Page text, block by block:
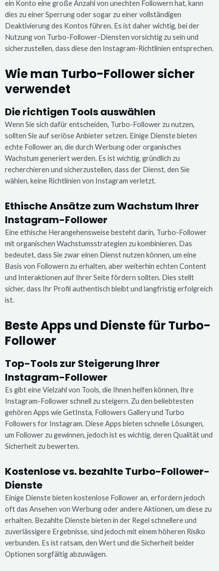
ein Konto eine große Anzahl von unechten Followern hat, kann
dies zu einer Sperrung oder sogar zu einer vollständigen
Deaktivierung des Kontos führen. Es ist daher wichtig, bei der
Nutzung von Turbo-Follower-Diensten vorsichtig zu sein und
sicherzustellen, dass diese den Instagram-Richtlinien entsprechen.
Wie man Turbo-Follower sicher
verwendet
Die richtigen Tools auswählen
Wenn Sie sich dafür entscheiden, Turbo-Follower zu nutzen,
sollten Sie auf seriöse Anbieter setzen. Einige Dienste bieten
echte Follower an, die durch Werbung oder organisches
Wachstum generiert werden. Es ist wichtig, gründlich zu
recherchieren und sicherzustellen, dass der Dienst, den Sie
wählen, keine Richtlinien von Instagram verletzt.
Ethische Ansätze zum Wachstum Ihrer
Instagram-Follower
Eine ethische Herangehensweise besteht darin, Turbo-Follower
mit organischen Wachstumsstrategien zu kombinieren. Das
bedeutet, dass Sie zwar einen Dienst nutzen können, um eine
Basis von Followern zu erhalten, aber weiterhin echten Content
und Interaktionen auf Ihrer Seite fördern sollten. Dies stellt
sicher, dass Ihr Profil authentisch bleibt und langfristig erfolgreich
ist.
Beste Apps und Dienste für Turbo-
Follower
Top-Tools zur Steigerung Ihrer
Instagram-Follower
Es gibt eine Vielzahl von Tools, die Ihnen helfen können, Ihre
Instagram-Follower schnell zu steigern. Zu den beliebtesten
gehören Apps wie GetInsta, Followers Gallery und Turbo
Followers for Instagram. Diese Apps bieten schnelle Lösungen,
um Follower zu gewinnen, jedoch ist es wichtig, deren Qualität und
Sicherheit zu bewerten.
Kostenlose vs. bezahlte Turbo-Follower-
Dienste
Einige Dienste bieten kostenlose Follower an, erfordern jedoch
oft das Ansehen von Werbung oder andere Aktionen, um diese zu
erhalten. Bezahlte Dienste bieten in der Regel schnellere und
zuverlässigere Ergebnisse, sind jedoch mit einem höheren Risiko
verbunden. Es ist ratsam, den Wert und die Sicherheit beider
Optionen sorgfältig abzuwägen.